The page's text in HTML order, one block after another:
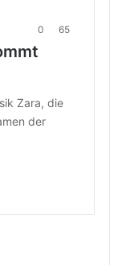
0 65
Zara, die
der